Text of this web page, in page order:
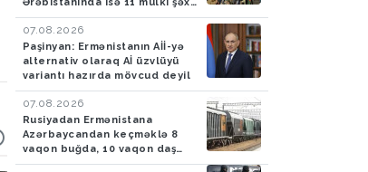
yaralayıb
07.08.2026
Paşinyan: Ermənistanın Aİİ-yə
alternativ olaraq Aİ üzvlüyü
variantı hazırda mövcud deyil
07.08.2026
Rusiyadan Ermənistana
Azərbaycandan keçməklə 8
vaqon buğda, 10 vaqon daş
kömür göndəriləcək